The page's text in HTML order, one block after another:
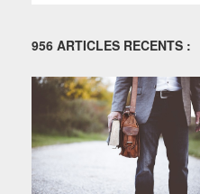
956 ARTICLES RECENTS :